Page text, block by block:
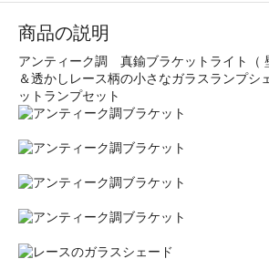
商品の説明
アンティーク調 真鍮ブラケットライト（
＆透かしレース柄の小さなガラスランプシ
ットランプセット